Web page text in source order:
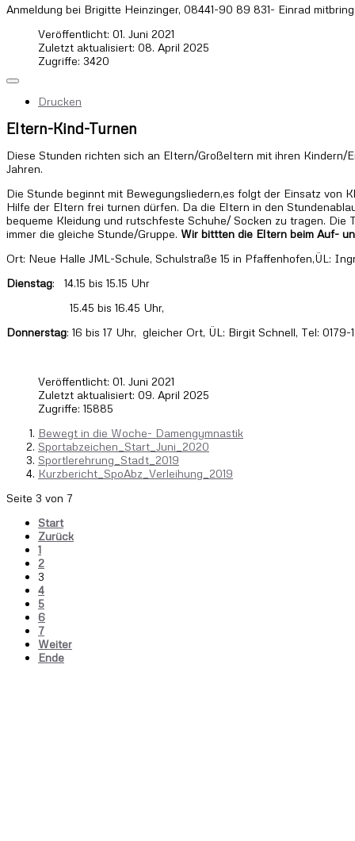
Anmeldung bei Brigitte Heinzinger, 08441-90 89 831- Einrad
Veröffentlicht: 01. Juni 2021
Zuletzt aktualisiert: 08. April 2025
Zugriffe: 3420
Drucken
Eltern-Kind-Turnen
Diese Stunden richten sich an Eltern/Großeltern mit ihren Kindern/
Jahren.
Die Stunde beginnt mit Bewegungsliedern,es folgt der Einsatz von
Hilfe der Eltern frei turnen dürfen. Da die Eltern in den
bequeme Kleidung und rutschfeste Schuhe/ Socken zu tragen. Die
immer die gleiche Stunde/Gruppe. Wir bittten die Eltern beim Auf-
Ort: Neue Halle JML-Schule, Schulstraße 15 in Pfaffenhofen,ÜL:
Dienstag: 14.15 bis 15.15 Uhr
15.45 bis 16.45 Uhr,
Donnerstag: 16 bis 17 Uhr, gleicher Ort, ÜL: Birgit Schnell, Tel:
Veröffentlicht: 01. Juni 2021
Zuletzt aktualisiert: 09. April 2025
Zugriffe: 15885
Bewegt in die Woche- Damengymnastik
Sportabzeichen_Start_Juni_2020
Sportlerehrung_Stadt_2019
Kurzbericht_SpoAbz_Verleihung_2019
Seite 3 von 7
Start
Zurück
1
2
3
4
5
6
7
Weiter
Ende